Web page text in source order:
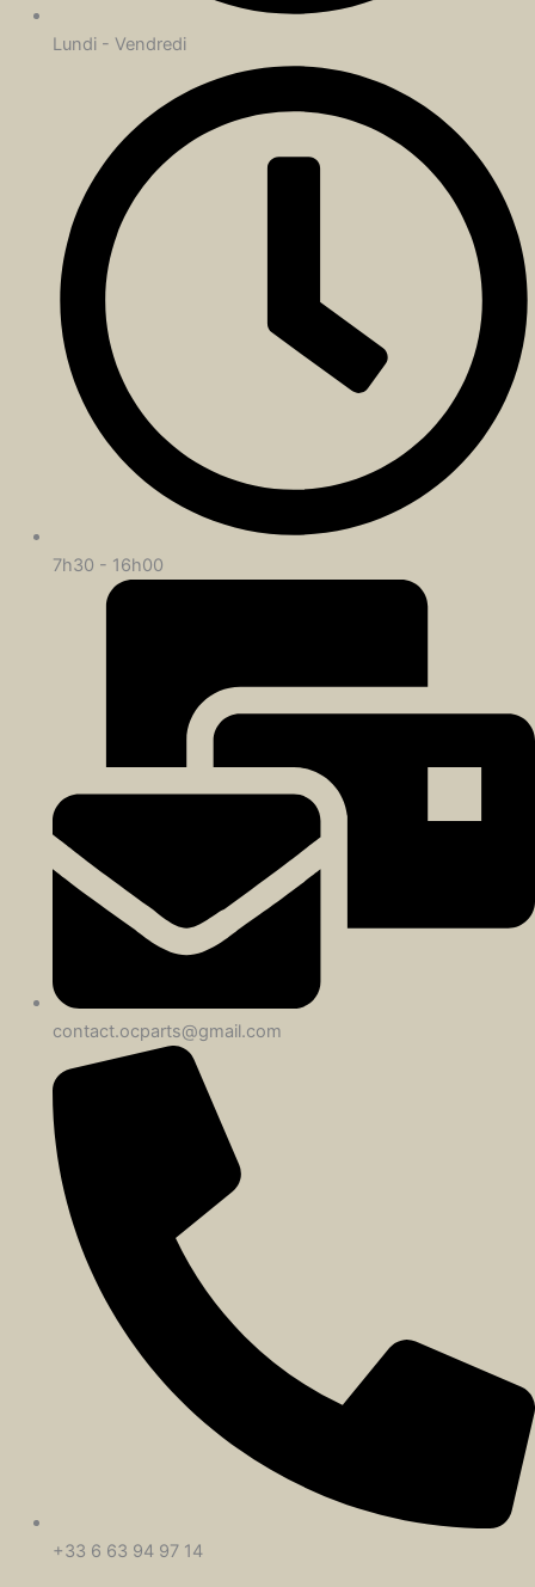
Lundi - Vendredi
7h30 - 16h00
contact.ocparts@gmail.com
+33 6 63 94 97 14